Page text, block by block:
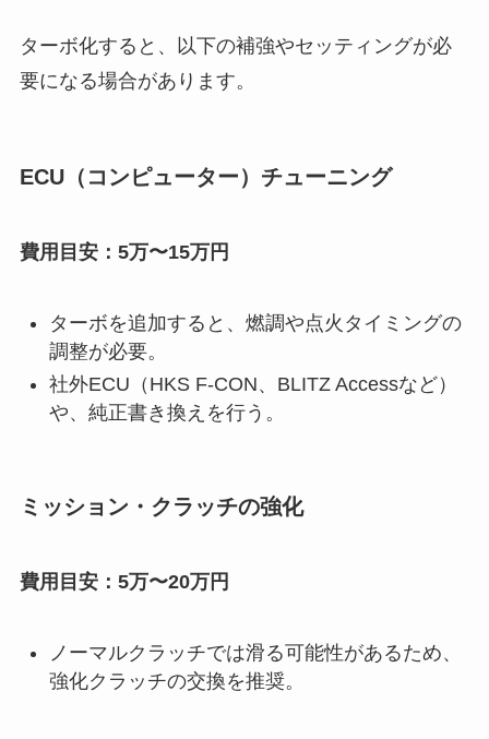
ターボ化すると、以下の補強やセッティングが必
要になる場合があります。
ECU（コンピューター）チューニング
費用目安：5万〜15万円
ターボを追加すると、燃調や点火タイミングの
調整が必要。
社外ECU（HKS F-CON、BLITZ Accessなど）
や、純正書き換えを行う。
ミッション・クラッチの強化
費用目安：5万〜20万円
ノーマルクラッチでは滑る可能性があるため、
強化クラッチの交換を推奨。